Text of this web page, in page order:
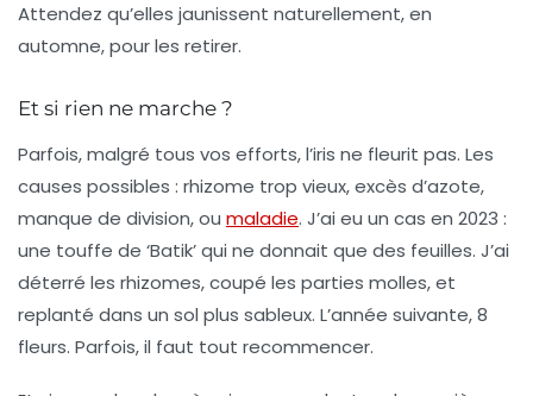
Attendez qu’elles jaunissent naturellement, en
automne, pour les retirer.
Et si rien ne marche ?
Parfois, malgré tous vos efforts, l’iris ne fleurit pas. Les
causes possibles : rhizome trop vieux, excès d’azote,
manque de division, ou maladie. J’ai eu un cas en 2023 :
une touffe de ‘Batik’ qui ne donnait que des feuilles. J’ai
déterré les rhizomes, coupé les parties molles, et
replanté dans un sol plus sableux. L’année suivante, 8
fleurs. Parfois, il faut tout recommencer.